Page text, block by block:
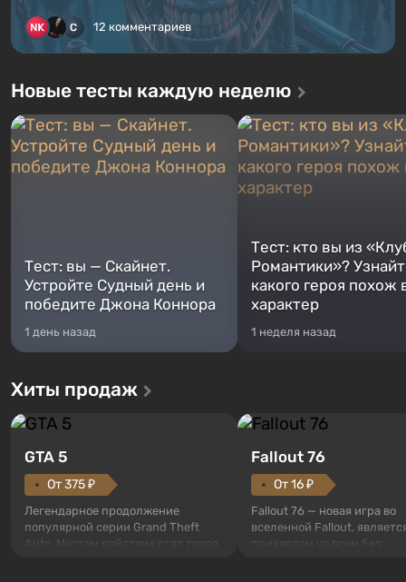
12 комментариев
Новые тесты каждую неделю
Тест: вы — Скайнет.
Устройте Судный день и
победите Джона Коннора
1 день назад
Тест: кто вы из
Романтики»?
какого героя похож
характер
1 неделя назад
Хиты продаж
GTA 5
От 375 ₽
Легендарное продолжение
популярной серии Grand Theft
Auto. Местом действия стал город
Fallout 76
От 16 ₽
Fallout 76 — новая игра во
вселенной Fallout,
приквелом ко всем без